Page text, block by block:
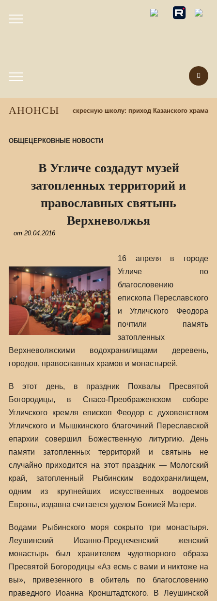
АНОНСЫ
Набор учащихся в воскресную школу: приход Казанского храма
ОБЩЕЦЕРКОВНЫЕ НОВОСТИ
В Угличе создадут музей
затопленных территорий и
православных святынь
Верхневолжья
от 20.04.2016
16 апреля в городе
Угличе по
благословению
епископа Переславского
и Угличского Феодора
почтили память
затопленных
Верхневолжскими водохранилищами деревень,
городов, православных храмов и монастырей.
В этот день, в праздник Похвалы Пресвятой
Богородицы, в Спасо-Преображенском соборе
Угличского кремля епископ Феодор с духовенством
Угличского и Мышкинского благочиний Переславской
епархии совершил Божественную литургию. День
памяти затопленных территорий и святынь не
случайно приходится на этот праздник — Мологский
край, затопленный Рыбинским водохранилищем,
одним из крупнейших искусственных водоемов
Европы, издавна считается уделом Божией Матери.
Водами Рыбинского моря сокрыто три монастыря.
Леушинский Иоанно-Предтеченский женский
монастырь был хранителем чудотворного образа
Пресвятой Богородицы «Аз есмь с вами и никтоже на
вы», привезенного в обитель по благословению
праведного Иоанна Кронштадтского. В Леушинской